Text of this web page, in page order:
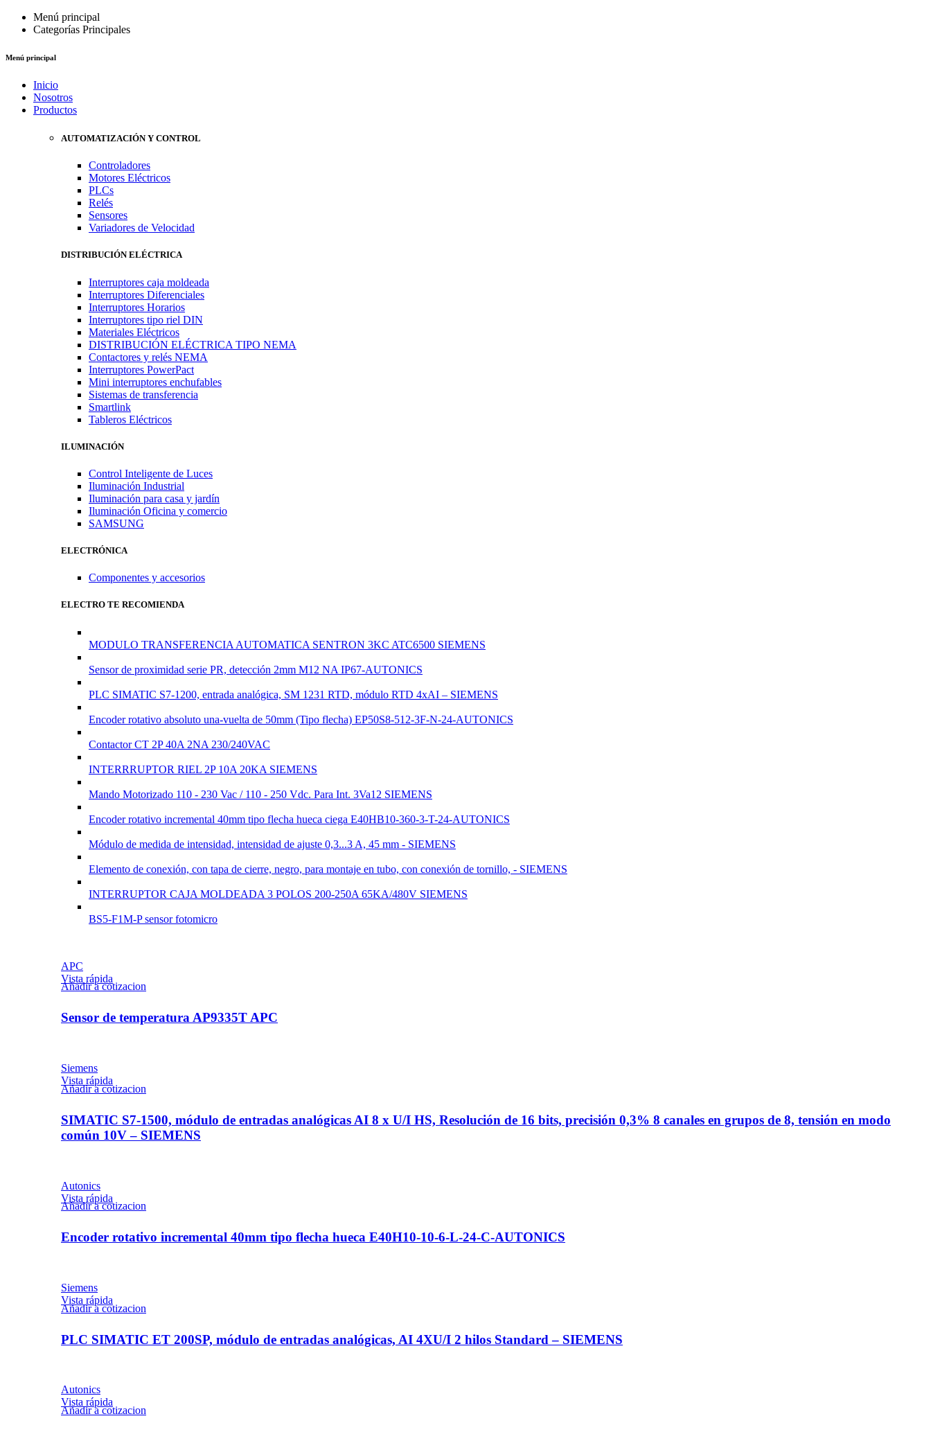
Menú principal
Categorías Principales
Menú principal
Inicio
Nosotros
Productos
AUTOMATIZACIÓN Y CONTROL
Controladores
Motores Eléctricos
PLCs
Relés
Sensores
Variadores de Velocidad
DISTRIBUCIÓN ELÉCTRICA
Interruptores caja moldeada
Interruptores Diferenciales
Interruptores Horarios
Interruptores tipo riel DIN
Materiales Eléctricos
DISTRIBUCIÓN ELÉCTRICA TIPO NEMA
Contactores y relés NEMA
Interruptores PowerPact
Mini interruptores enchufables
Sistemas de transferencia
Smartlink
Tableros Eléctricos
ILUMINACIÓN
Control Inteligente de Luces
Iluminación Industrial
Iluminación para casa y jardín
Iluminación Oficina y comercio
SAMSUNG
ELECTRÓNICA
Componentes y accesorios
ELECTRO TE RECOMIENDA
MODULO TRANSFERENCIA AUTOMATICA SENTRON 3KC ATC6500 SIEMENS
Sensor de proximidad serie PR, detección 2mm M12 NA IP67-AUTONICS
PLC SIMATIC S7-1200, entrada analógica, SM 1231 RTD, módulo RTD 4xAI – SIEMENS
Encoder rotativo absoluto una-vuelta de 50mm (Tipo flecha) EP50S8-512-3F-N-24-AUTONICS
Contactor CT 2P 40A 2NA 230/240VAC
INTERRRUPTOR RIEL 2P 10A 20KA SIEMENS
Mando Motorizado 110 - 230 Vac / 110 - 250 Vdc. Para Int. 3Va12 SIEMENS
Encoder rotativo incremental 40mm tipo flecha hueca ciega E40HB10-360-3-T-24-AUTONICS
Módulo de medida de intensidad, intensidad de ajuste 0,3...3 A, 45 mm - SIEMENS
Elemento de conexión, con tapa de cierre, negro, para montaje en tubo, con conexión de tornillo, - SIEMENS
INTERRUPTOR CAJA MOLDEADA 3 POLOS 200-250A 65KA/480V SIEMENS
BS5-F1M-P sensor fotomicro
APC
Vista rápida
Añadir a cotizacion
Sensor de temperatura AP9335T APC
Siemens
Vista rápida
Añadir a cotizacion
SIMATIC S7-1500, módulo de entradas analógicas AI 8 x U/I HS, Resolución de 16 bits, precisión 0,3% 8 canales en grupos de 8, tensión en modo
común 10V – SIEMENS
Autonics
Vista rápida
Añadir a cotizacion
Encoder rotativo incremental 40mm tipo flecha hueca E40H10-10-6-L-24-C-AUTONICS
Siemens
Vista rápida
Añadir a cotizacion
PLC SIMATIC ET 200SP, módulo de entradas analógicas, AI 4XU/I 2 hilos Standard – SIEMENS
Autonics
Vista rápida
Añadir a cotizacion